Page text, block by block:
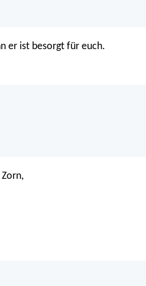
er ist besorgt für euch.